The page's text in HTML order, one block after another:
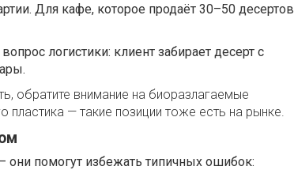
Для кафе, которое продаёт 30–50 десертов
логистики: клиент забирает десерт с
обратите внимание на биоразлагаемые
пластика — такие позиции тоже есть на рынке.
они помогут избежать типичных ошибок: